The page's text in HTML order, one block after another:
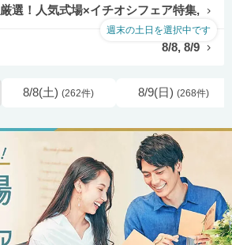
厳選！人気式場×イチオシフェア特集,
週末の土日を選択中です
8/8, 8/9
8/8(土)(262件) 8/9(日) (268件)